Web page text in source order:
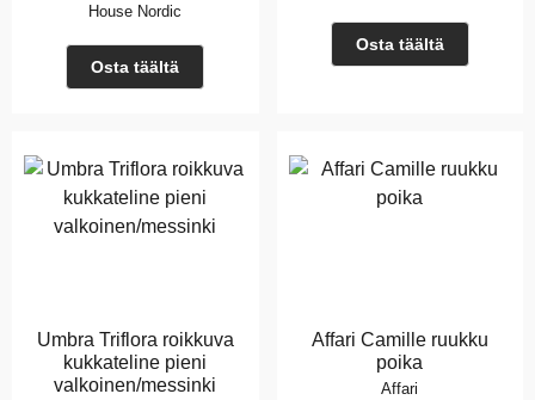
House Nordic
Osta täältä
Osta täältä
Umbra Triflora roikkuva
kukkateline pieni
valkoinen/messinki
Affari Camille ruukku
poika
Affari